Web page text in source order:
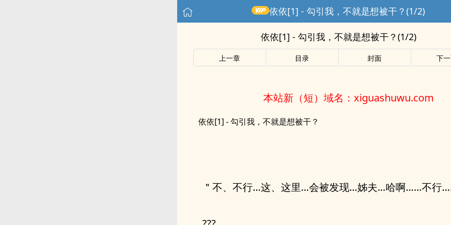
依依[1] - 勾引我，不就是想被干？(1/2)
依依[1] - 勾引我，不就是想被干？(1/2)
上一章 目录 封面 下
本站新（短）域名：xiguashuwu.com
依依[1] - 勾引我，不就是想被干？
＂不、不行…这、这里…会被发现…姊夫…哈啊……不行